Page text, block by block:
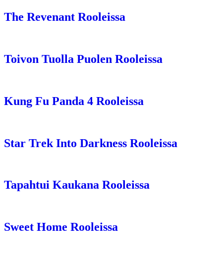
The Revenant Rooleissa
Toivon Tuolla Puolen Rooleissa
Kung Fu Panda 4 Rooleissa
Star Trek Into Darkness Rooleissa
Tapahtui Kaukana Rooleissa
Sweet Home Rooleissa